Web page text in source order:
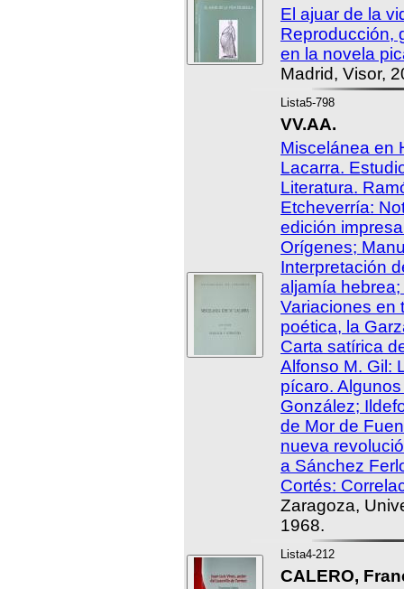
El ajuar de la
Reproducción,
en la novela
Madrid, Visor,
Lista5-798
VV.AA.
Miscelánea en
Lacarra.
Literatura.
Etcheverría:
edición
Orígenes;
Interpretación
aljamía
Variaciones en
poética, la
Carta satírica
Alfonso M. Gil:
pícaro.
González;
de Mor de
nueva
a Sánchez
Cortés:
Zaragoza,
1968.
Lista4-212
CALERO,